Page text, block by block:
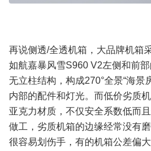
再说侧透/全透机箱，大品牌机箱
如航嘉暴风雪S960 V2左侧和前
无立柱结构，构成270°全景“海景
内部的配件和灯光。而低价劣质
亚克力材质，不仅安全系数低而
做工，劣质机箱的边缘经常没有
很容易划伤手，有的机箱公差偏